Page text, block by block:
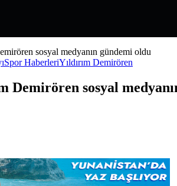
sosyal medyanın gündemi oldu
Spor HaberleriYıldırım Demirören
Demirören sosyal